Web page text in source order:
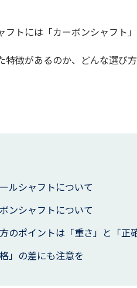
フトには「カーボンシャフト
特徴があるのか、どんな選び
ルシャフトについて
ンシャフトについて
のポイントは「重さ」と「正
格」の差にも注意を